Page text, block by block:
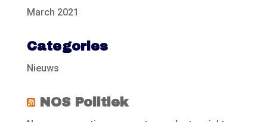
March 2021
Categories
Nieuws
NOS Politiek